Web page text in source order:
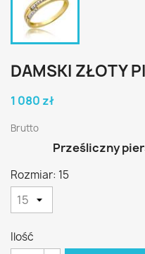
DAMSKI ZŁOTY
1 080 zł
Brutto
Prześliczny
Rozmiar: 15
Ilość